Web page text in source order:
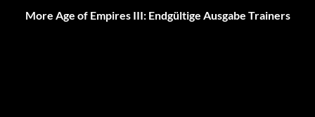
More Age of Empires III: Endgültige Ausgabe Trainers